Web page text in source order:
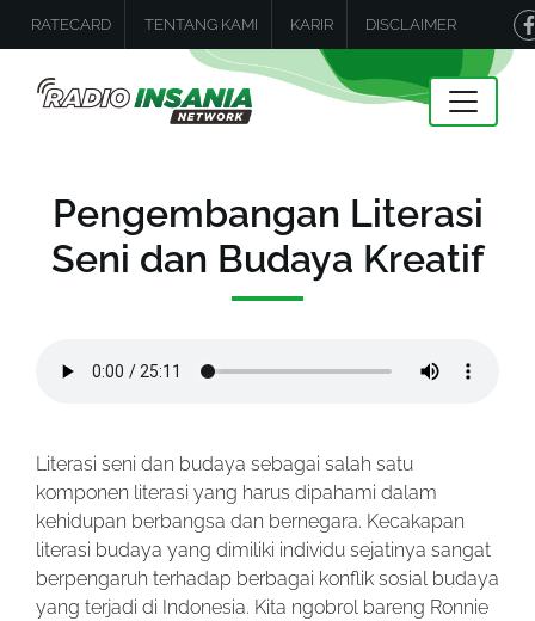
RATECARD TENTANG KAMI KARIR DISCLAIMER
Pengembangan Literasi
Seni dan Budaya Kreatif
Literasi seni dan budaya sebagai salah satu
komponen literasi yang harus dipahami dalam
kehidupan berbangsa dan bernegara. Kecakapan
literasi budaya yang dimiliki individu sejatinya sangat
berpengaruh terhadap berbagai konflik sosial budaya
yang terjadi di Indonesia. Kita ngobrol bareng Ronnie